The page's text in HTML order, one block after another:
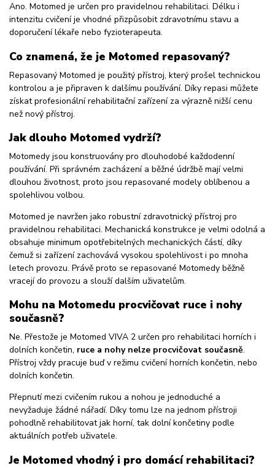
Ano. Motomed je určen pro pravidelnou rehabilitaci. Délku i
intenzitu cvičení je vhodné přizpůsobit zdravotnímu stavu a
doporučení lékaře nebo fyzioterapeuta.
Co znamená, že je Motomed repasovaný?
Repasovaný Motomed je použitý přístroj, který prošel technickou
kontrolou a je připraven k dalšímu používání. Díky repasi můžete
získat profesionální rehabilitační zařízení za výrazně nižší cenu
než nový přístroj.
Jak dlouho Motomed vydrží?
Motomedy jsou konstruovány pro dlouhodobé každodenní
používání. Při správném zacházení a běžné údržbě mají velmi
dlouhou životnost, proto jsou repasované modely oblíbenou a
spolehlivou volbou.
Motomed je navržen jako robustní zdravotnický přístroj pro
pravidelnou rehabilitaci. Mechanická konstrukce je velmi odolná a
obsahuje minimum opotřebitelných mechanických částí, díky
čemuž si zařízení zachovává vysokou spolehlivost i po mnoha
letech provozu. Právě proto se repasované Motomedy běžně
vracejí do provozu a slouží dalším uživatelům.
Mohu na Motomedu procvičovat ruce i nohy
současně?
Ne. Přestože je Motomed VIVA 2 určen pro rehabilitaci horních i
dolních končetin, ruce a nohy nelze procvičovat současně.
Přístroj vždy pracuje buď v režimu cvičení horních končetin, nebo
dolních končetin.
Přepnutí mezi cvičením rukou a nohou je jednoduché a
nevyžaduje žádné nářadí. Díky tomu lze na jednom přístroji
pohodlně rehabilitovat jak horní, tak dolní končetiny podle
aktuálních potřeb uživatele.
Je Motomed vhodný i pro domácí rehabilitaci?